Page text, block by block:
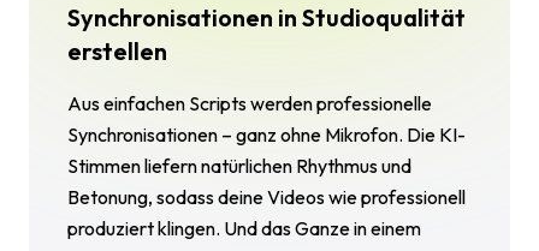
Synchronisationen in Studioqualität
erstellen
Aus einfachen Scripts werden professionelle
Synchronisationen – ganz ohne Mikrofon. Die KI-
Stimmen liefern natürlichen Rhythmus und
Betonung, sodass deine Videos wie professionell
produziert klingen. Und das Ganze in einem